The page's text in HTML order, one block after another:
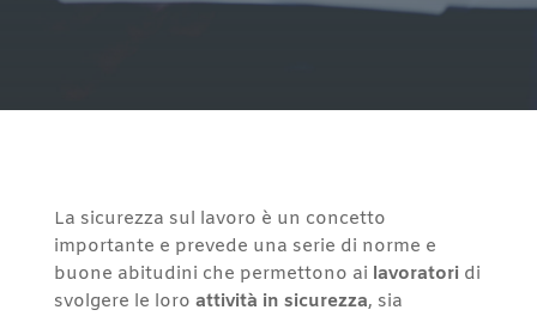
La sicurezza sul lavoro è un concetto
importante e prevede una serie di norme e
buone abitudini che permettono ai lavoratoridi
svolgere le loro attività in sicurezza, sia